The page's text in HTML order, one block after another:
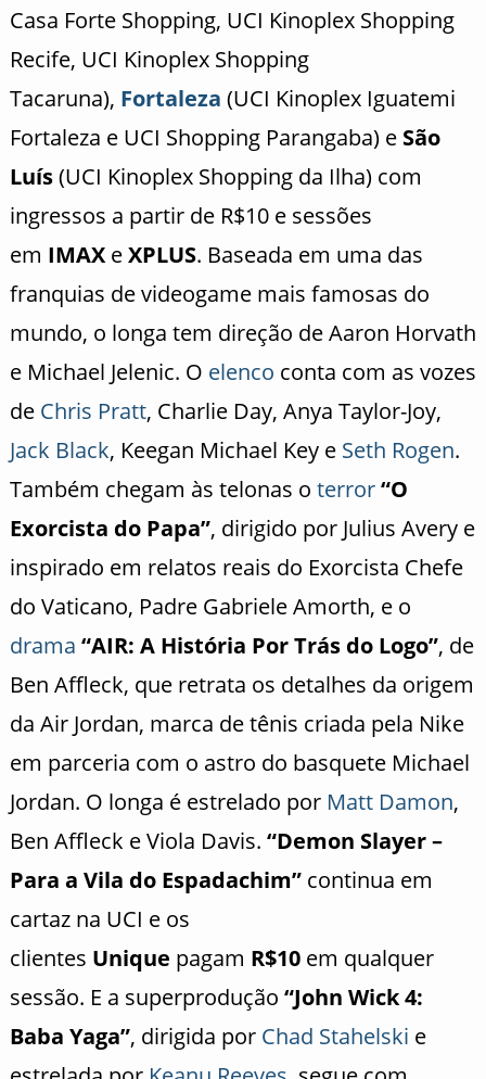
Casa Forte Shopping, UCI Kinoplex Shopping
Recife, UCI Kinoplex Shopping
Tacaruna), Fortaleza (UCI Kinoplex Iguatemi
Fortaleza e UCI Shopping Parangaba) e São
Luís(UCI Kinoplex Shopping da Ilha) com
ingressos a partir de R$10 e sessões
em IMAXeXPLUS. Baseada em uma das
franquias de videogame mais famosas do
mundo, o longa tem direção de Aaron Horvath
e Michael Jelenic. O elenco conta com as vozes
de Chris Pratt, Charlie Day, Anya Taylor-Joy,
Jack Black, Keegan Michael Key e Seth Rogen.
Também chegam às telonas o terror“O
Exorcista do Papa”, dirigido por Julius Avery e
inspirado em relatos reais do Exorcista Chefe
do Vaticano, Padre Gabriele Amorth, e o
drama “AIR: A História Por Trás do Logo”, de
Ben Affleck, que retrata os detalhes da origem
da Air Jordan, marca de tênis criada pela Nike
em parceria com o astro do basquete Michael
Jordan. O longa é estrelado por Matt Damon,
Ben Affleck e Viola Davis. “Demon Slayer –
Para a Vila do Espadachim” continua em
cartaz na UCI e os
clientes Unique pagam R$10 em qualquer
sessão. E a superprodução “John Wick 4:
Baba Yaga”, dirigida por Chad Stahelski e